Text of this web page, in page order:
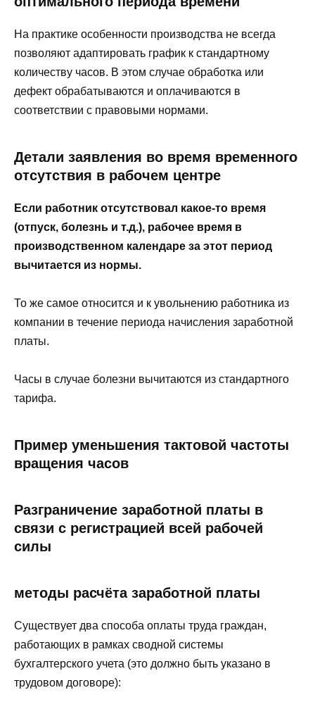
На практике особенности производства не всегда
позволяют адаптировать график к стандартному
количеству часов. В этом случае обработка или
дефект обрабатываются и оплачиваются в
соответствии с правовыми нормами.
Детали заявления во время временного
отсутствия в рабочем центре
Если работник отсутствовал какое-то время
(отпуск, болезнь и т.д.), рабочее время в
производственном календаре за этот период
вычитается из нормы.
То же самое относится и к увольнению работника из
компании в течение периода начисления заработной
платы.
Часы в случае болезни вычитаются из стандартного
тарифа.
Пример уменьшения тактовой частоты
вращения часов
Разграничение заработной платы в
связи с регистрацией всей рабочей
силы
методы расчёта заработной платы
Существует два способа оплаты труда граждан,
работающих в рамках сводной системы
бухгалтерского учета (это должно быть указано в
трудовом договоре):